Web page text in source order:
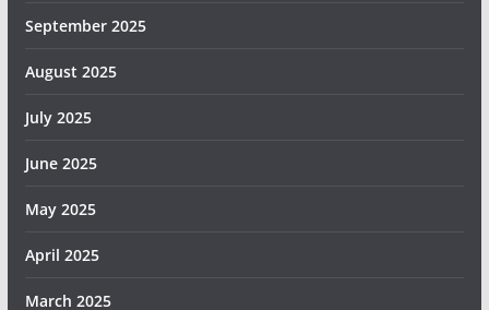
September 2025
August 2025
July 2025
June 2025
May 2025
April 2025
March 2025